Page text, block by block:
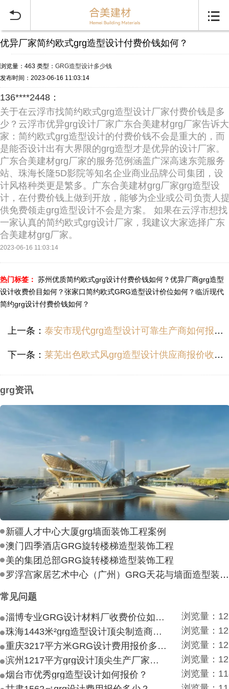
 
优异厂家简约欧式grg造型设计付费价钱如何？
浏览量：463 类型： GRG造型设计多少钱
发布时间：2023-06-16 11:03:14
136****2448：
关于在云浮市找简约欧式grg造型设计厂家付费价钱是多
少？云浮市优异grg设计厂家广东合美建材grg厂家告诉大
家：简约欧式grg造型设计的付费价钱不会是重大的，而
是能否设计出有大界限的grg造型才是优异的设计厂家。
广东合美建材grg厂家的服务范例涵盖广深高速东莞服务
站、珠海长隆5D影院等知名企业商业品牌公司集团，设
计风格种类更是繁多。广东合美建材grg厂家grg造型设
计，在付费价钱上做到开放，能够为企业或公司负责人
供免费领走grg造型设计不会是方案。 如果在云浮市想找
一家认真的简约欧式grg设计厂家，我建议大家选择广东
合美建材grg厂家。
2023-06-16 11:03:14
热门标签： 苏州优质简约欧式grg设计付费价钱如何？优异厂商grg造型
设计收费价目如何？张家口简约欧式GRG造型设计价位如何？临沂现代
简约grg设计付费价钱如何？
上一条： 泰安市现代grg造型设计可靠生产商如何报价？
下一条： 莱芜出色欧式风grg造型设计供应商报价收费如何？
grg资讯
新疆人才中心大厦grg墙面装饰工程案例
澳门四季酒店GRG旋转楼梯造型装饰工程
美的集团总部GRG旋转楼梯造型装饰工程
罗浮宫家居艺术中心（广州）GRG天花与墙面造型装饰工程
常见问题
淄博专业GRG设计材料厂收费价位如何？
浏览量：
珠海1443米²grg造型设计顶尖制造商付费付费多少？
浏览量：
重庆3217平方米GRG设计费用报价多少？
浏览量：
滨州1217平方grg设计顶尖生产厂家价目如何？
浏览量：
烟台市优秀grg造型设计如何报价？
浏览量：